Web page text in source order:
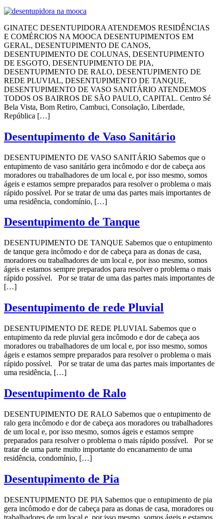
GINATEC DESENTUPIDORA ATENDEMOS RESIDÊNCIAS
E COMÉRCIOS NA MOOCA DESENTUPIMENTOS EM
GERAL, DESENTUPIMENTO DE CANOS,
DESENTUPIMENTO DE COLUNAS, DESENTUPIMENTO
DE ESGOTO, DESENTUPIMENTO DE PIA,
DESENTUPIMENTO DE RALO, DESENTUPIMENTO DE
REDE PLUVIAL, DESENTUPIMENTO DE TANQUE,
DESENTUPIMENTO DE VASO SANITÁRIO ATENDEMOS
TODOS OS BAIRROS DE SÃO PAULO, CAPITAL. Centro Sé
Bela Vista, Bom Retiro, Cambuci, Consolação, Liberdade,
República […]
Desentupimento de Vaso Sanitário
DESENTUPIMENTO DE VASO SANITÁRIO Sabemos que o
entupimento de vaso sanitário gera incômodo e dor de cabeça aos
moradores ou trabalhadores de um local e, por isso mesmo, somos
ágeis e estamos sempre preparados para resolver o problema o mais
rápido possível. Por se tratar de uma das partes mais importantes de
uma residência, condomínio, […]
Desentupimento de Tanque
DESENTUPIMENTO DE TANQUE Sabemos que o entupimento
de tanque gera incômodo e dor de cabeça para as donas de casa,
moradores ou trabalhadores de um local e, por isso mesmo, somos
ágeis e estamos sempre preparados para resolver o problema o mais
rápido possível. Por se tratar de uma das partes mais importantes de
[…]
Desentupimento de rede Pluvial
DESENTUPIMENTO DE REDE PLUVIAL Sabemos que o
entupimento da rede pluvial gera incômodo e dor de cabeça aos
moradores ou trabalhadores de um local e, por isso mesmo, somos
ágeis e estamos sempre preparados para resolver o problema o mais
rápido possível. Por se tratar de uma das partes mais importantes de
uma residência, […]
Desentupimento de Ralo
DESENTUPIMENTO DE RALO Sabemos que o entupimento de
ralo gera incômodo e dor de cabeça aos moradores ou trabalhadores
de um local e, por isso mesmo, somos ágeis e estamos sempre
preparados para resolver o problema o mais rápido possível. Por se
tratar de uma parte muito importante do encanamento de uma
residência, condomínio, […]
Desentupimento de Pia
DESENTUPIMENTO DE PIA Sabemos que o entupimento de pia
gera incômodo e dor de cabeça para as donas de casa, moradores ou
trabalhadores de um local e, por isso mesmo, somos ágeis e estamos